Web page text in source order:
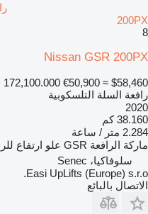
200PX
8
Nissan GSR 200PX
172,100.000 €50,900 ≈ $58,460
رافعة السلة التلسكوبية
2020
38.160 كم
2.284 متر / ساعة
ماركة الرافعة GSR علو ارتفاع
سلوفاكيا، Senec
Easi UpLifts (Europe) s.r.o.
الاتصال بالبائع